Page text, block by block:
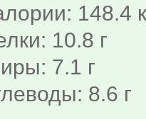
148.4
10.8 г
7.1 г
8.6 г